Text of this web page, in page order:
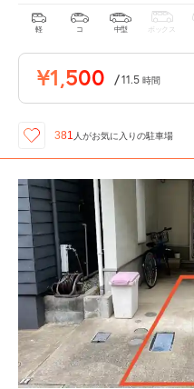
軽 コ 中型 ボックス
¥1,500 /11.5 時間
381 人がお気に入りの駐車場